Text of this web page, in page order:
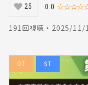
25 0.0
191回視聴 ・ 2025/11/
OT ST